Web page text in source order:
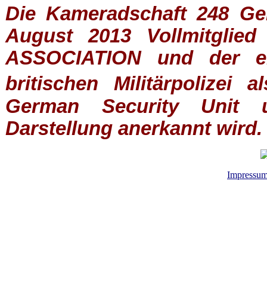
Die Kameradschaft 248
August 2013
ASSOCIATIONund der
britischen
Militärpolizei
German Security Unit
Darstellung anerkannt wird.